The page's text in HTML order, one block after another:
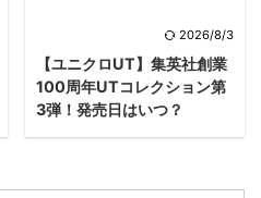
2026/8/3
【ユニクロUT】集英社創業
100周年UTコレクション第
3弾！発売日はいつ？